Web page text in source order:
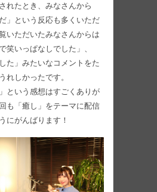
れたとき、みなさんから
」という反応も多くいただ
いただいたみなさんからは
笑いっぱなしでした」、
た」みたいなコメントをた
れしかったです。
という感想はすごくありが
も「癒し」をテーマに配信
にがんばります！